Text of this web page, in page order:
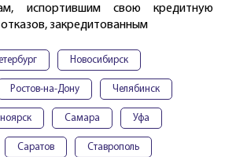
испортившим свою кредитную
закредитованным
Новосибирск
Ростов-на-Дону Челябинск
Самара Уфа
Саратов Ставрополь